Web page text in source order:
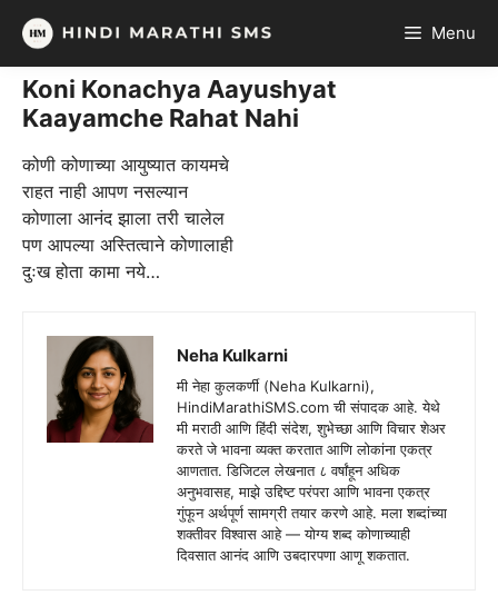
Skip
content
Menu
Koni Konachya Aayushyat
Kaayamche Rahat Nahi
कोणी कोणाच्या आयुष्यात कायमचे
राहत नाही आपण नसल्यान
कोणाला आनंद झाला तरी चालेल
पण आपल्या अस्तित्वाने कोणालाही
दुःख होता कामा नये…
Neha Kulkarni
मी नेहा कुलकर्णी (Neha Kulkarni),
HindiMarathiSMS.com ची संपादक आहे. येथे
मी मराठी आणि हिंदी संदेश, शुभेच्छा आणि विचार शेअर
करते जे भावना व्यक्त करतात आणि लोकांना एकत्र
आणतात. डिजिटल लेखनात ८ वर्षांहून अधिक
अनुभवासह, माझे उद्दिष्ट परंपरा आणि भावना एकत्र
गुंफून अर्थपूर्ण सामग्री तयार करणे आहे. मला शब्दांच्या
शक्तीवर विश्वास आहे — योग्य शब्द कोणाच्याही
दिवसात आनंद आणि उबदारपणा आणू शकतात.